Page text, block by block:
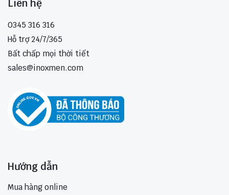
Liên hệ
0345 316 316
Hỗ trợ 24/7/365
Bất chấp mọi thời tiết
sales@inoxmen.com
Hướng dẫn
Mua hàng online